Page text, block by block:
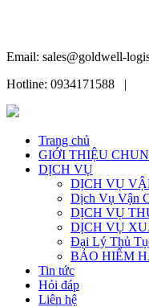
Email: sales@goldwell-
Hotline: 0934171588 |
Trang chủ
GIỚI THIỆU
DỊCH VỤ
DỊCH VỤ
Dịch Vụ Vận
DỊCH VỤ
DỊCH VỤ
Đại Lý Thủ
BẢO HIỂM
Tin tức
Hỏi đáp
Liên hệ